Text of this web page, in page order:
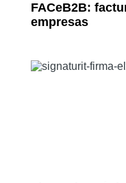
FACeB2B:
empresas